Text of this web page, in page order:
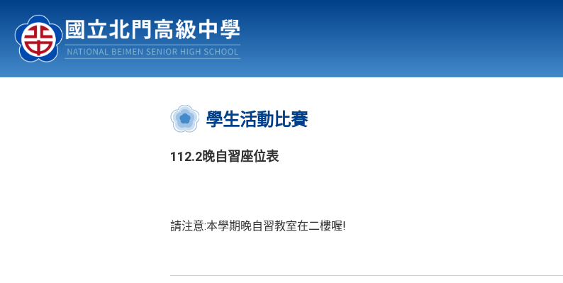
認識北中 行事曆
:::
學生活動比賽
112.2晚自習座位表
請注意:本學期晚自習教室在二樓喔!